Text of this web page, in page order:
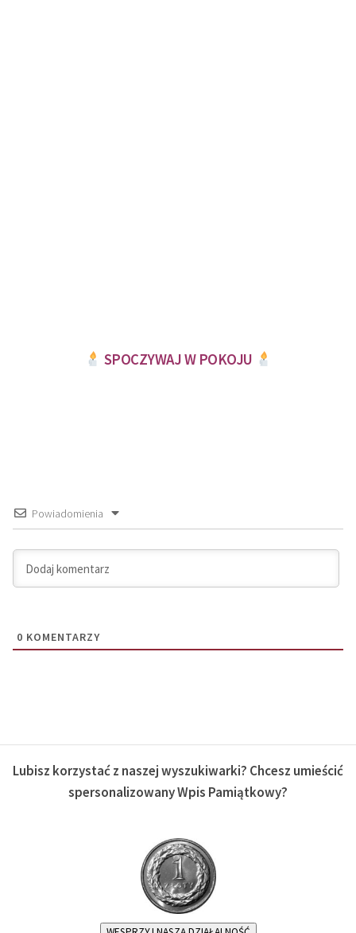
SPOCZYWAJ W POKOJU
Powiadomienia
0 KOMENTARZY
Lubisz korzystać z naszej wyszukiwarki? Chcesz umieścić
spersonalizowany Wpis Pamiątkowy?